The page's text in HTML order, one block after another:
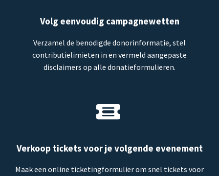
Volg eenvoudig campagnewetten
Verzamel de benodigde donorinformatie, stel
contributielimieten in en vermeld aangepaste
disclaimers op alle donatieformulieren.
Verkoop tickets voor je volgende evenement
Maak een online ticketingformulier om snel tickets voor